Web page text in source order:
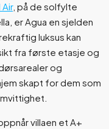
, på de solfylte
er Agua en sjelden
luksus kan
fra første etasje og
og
skapt for dem som
villaen et A+